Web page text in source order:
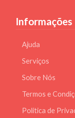
Informações
Ajuda
Serviços
Sobre Nós
Termos e
Politica de